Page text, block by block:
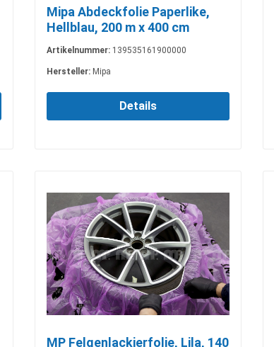
Mipa Abdeckfolie Paperlike,
Hellblau, 200 m x 400 cm
Artikelnummer: 139535161900000
Hersteller: Mipa
Details
MP Felgenlackierfolie, Lila, 140